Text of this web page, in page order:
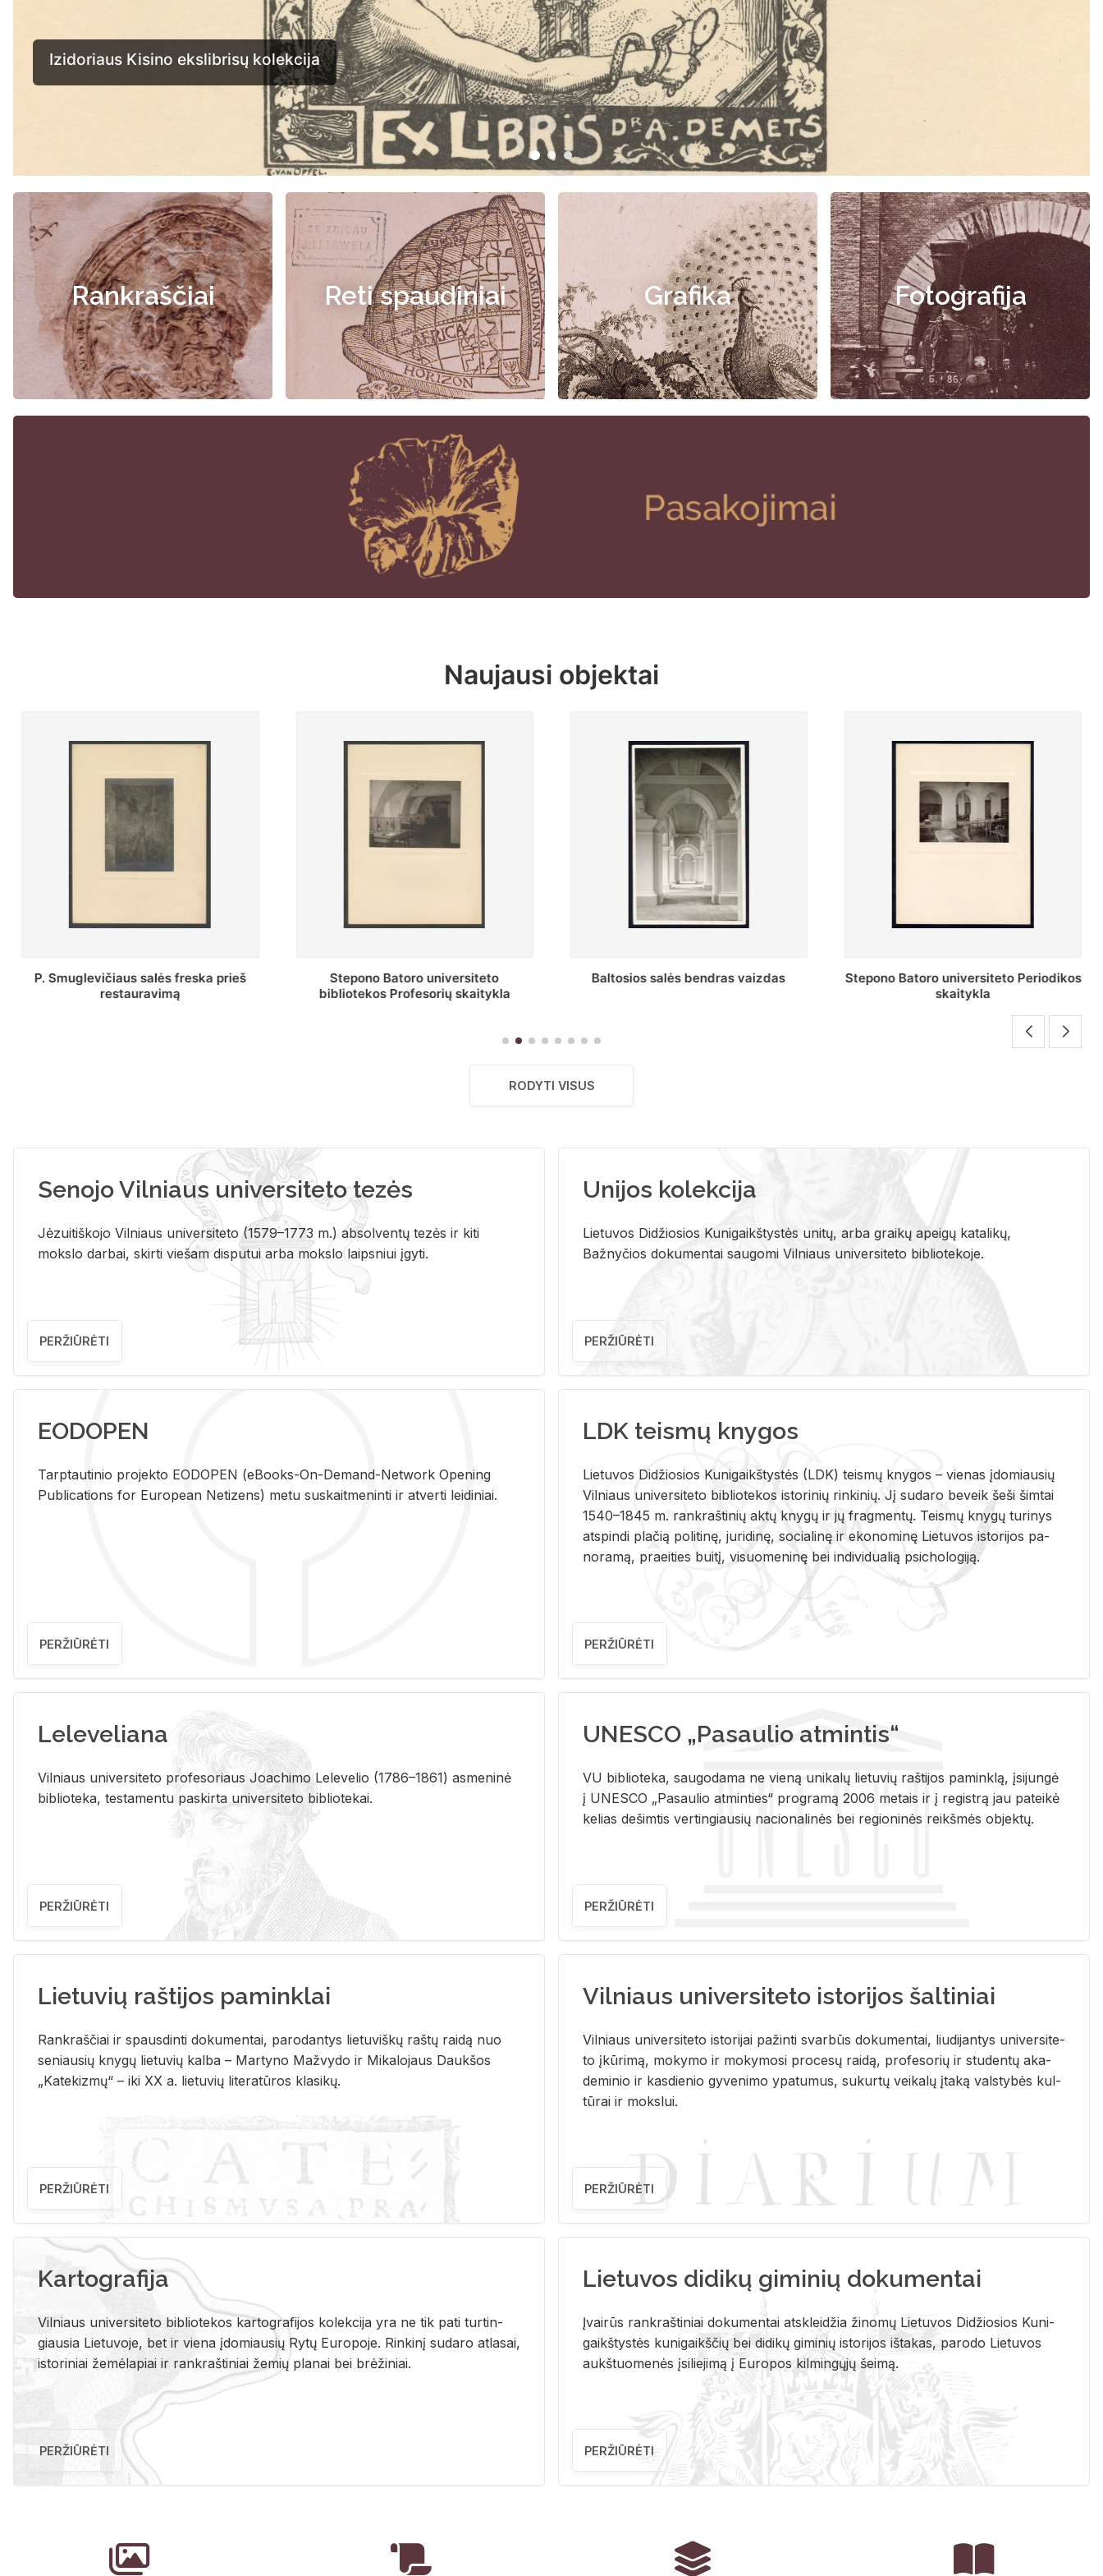
Rankraščiai Reti spaudiniai Grafika Fotografija
Naujausi objektai
Stepono Batoro universiteto
bibliotekos Profesorių skaitykla
Baltosios salės bendras vaizdas
Stepono Batoro universiteto Periodikos
Periodikos skaitykla Stepono Batoro
universiteto bibliotekoje
RODYTI VISUS
Senojo Vilniaus universiteto tezės
Jėzuitiškojo Vilniaus universiteto (1579–1773 m.) absolventų tezės ir kiti
mokslo darbai, skirti viešam disputui arba mokslo laipsniui įgyti.
PERŽIŪRĖTI
Unijos kolekcija
Lietuvos Didžiosios Kunigaikštystės unitų, arba graikų apeigų katalikų,
Bažnyčios dokumentai saugomi Vilniaus universiteto bibliotekoje.
PERŽIŪRĖTI
EODOPEN
Tarp­tau­ti­nio pro­jek­to EO­DO­PEN (eBo­oks-On-De­mand-Ne­twork Ope­ning
Pub­li­ca­tions for Eu­ro­pe­an Ne­ti­zens) metu su­skait­me­nin­ti ir at­ver­ti lei­di­niai.
PERŽIŪRĖTI
LDK teismų knygos
Lie­tu­vos Di­džio­sios Ku­ni­gaikš­tys­tės (LDK) teis­mų kny­gos – vie­nas įdo­miau­sių
Vil­niaus uni­ver­si­te­to bi­b­lio­te­kos is­to­ri­nių rin­ki­nių. Jį su­da­ro be­veik šeši šim­tai
1540–1845 m. rank­raš­ti­nių aktų kny­gų ir jų frag­men­tų. Teis­mų kny­gų tu­ri­nys
at­spin­di pla­čią po­li­ti­nę, ju­ri­di­nę, so­cia­li­nę ir eko­no­mi­nę Lie­tu­vos is­to­ri­jos pa­
no­ra­mą, pra­ei­ties bui­tį, vi­suo­me­ni­nę bei in­di­vi­dua­lią psi­cho­lo­gi­ją.
PERŽIŪRĖTI
Leleveliana
Vil­niaus uni­ver­si­te­to pro­fe­so­riaus Jo­a­chi­mo Le­le­ve­lio (1786–1861) as­me­ni­nė
bi­b­lio­te­ka, te­sta­men­tu pa­skir­ta uni­ver­si­te­to bi­b­lio­te­kai.
PERŽIŪRĖTI
UNESCO „Pasaulio atmintis“
VU biblioteka, saugodama ne vieną unikalų lietuvių raštijos paminklą, įsijungė
į UNESCO „Pasaulio atminties“ programą 2006 metais ir į registrą jau pateikė
kelias dešimtis vertingiausių nacionalinės bei regioninės reikšmės objektų.
PERŽIŪRĖTI
Lietuvių raštijos paminklai
Rank­raš­čiai ir spaus­din­ti do­ku­men­tai, pa­ro­dan­tys lie­tu­viš­kų raš­tų rai­dą nuo
se­niau­sių kny­gų lie­tu­vių kal­ba – Mar­ty­no Ma­žvy­do ir Mi­ka­lo­jaus Dauk­šos
„Ka­te­kiz­mų“ – iki XX a. lie­tu­vių li­te­ra­tū­ros kla­si­kų.
PERŽIŪRĖTI
Vilniaus universiteto istorijos šaltiniai
Vil­niaus uni­ver­si­te­to is­to­ri­jai pa­žin­ti svar­būs do­ku­men­tai, liu­di­jan­tys uni­ver­si­te­
to įkū­ri­mą, mo­ky­mo ir mo­ky­mo­si pro­ce­sų rai­dą, pro­fe­so­rių ir stu­den­tų aka­
de­mi­nio ir kas­die­nio gy­ve­ni­mo ypa­tu­mus, su­kur­tų vei­ka­lų įta­ką vals­ty­bės kul­
tū­rai ir moks­lui.
PERŽIŪRĖTI
Kartografija
Vil­niaus uni­ver­si­te­to bi­b­lio­te­kos kar­to­gra­fi­jos ko­lek­ci­ja yra ne tik pati tur­tin­
giau­sia Lie­tu­vo­je, bet ir vie­na įdo­miau­sių Rytų Eu­ro­po­je. Rin­ki­nį su­da­ro at­la­sai,
is­to­ri­niai že­mė­la­piai ir rank­raš­ti­niai že­mių pla­nai bei brė­ži­niai.
PERŽIŪRĖTI
Lietuvos didikų giminių dokumentai
Įvai­rūs rank­raš­ti­niai do­ku­men­tai at­sklei­džia ži­no­mų Lie­tu­vos Di­džio­sios Ku­ni­
gaikš­tys­tės ku­ni­gaikš­čių bei di­di­kų gi­mi­nių is­to­ri­jos iš­ta­kas, pa­ro­do Lie­tu­vos
aukš­tuo­me­nės įsi­lie­ji­mą į Eu­ro­pos kil­min­gų­jų šei­mą.
PERŽIŪRĖTI